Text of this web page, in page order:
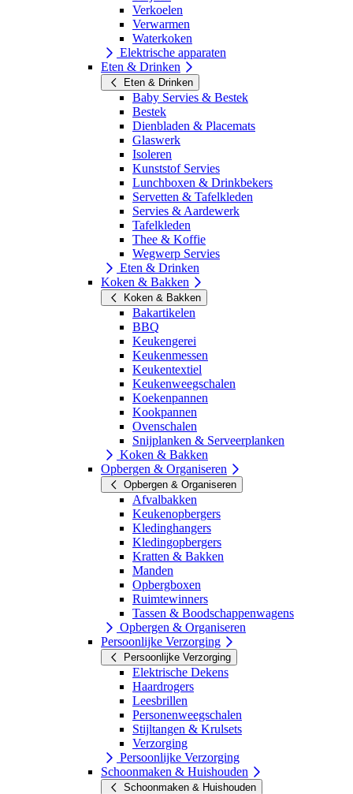
Verkoelen
Verwarmen
Waterkoken
Elektrische apparaten
Eten & Drinken
Eten & Drinken
Baby Servies & Bestek
Bestek
Dienbladen & Placemats
Glaswerk
Isoleren
Kunststof Servies
Lunchboxen & Drinkbekers
Servetten & Tafelkleden
Servies & Aardewerk
Tafelkleden
Thee & Koffie
Wegwerp Servies
Eten & Drinken
Koken & Bakken
Koken & Bakken
Bakartikelen
BBQ
Keukengerei
Keukenmessen
Keukentextiel
Keukenweegschalen
Koekenpannen
Kookpannen
Ovenschalen
Snijplanken & Serveerplanken
Koken & Bakken
Opbergen & Organiseren
Opbergen & Organiseren
Afvalbakken
Keukenopbergers
Kledinghangers
Kledingopbergers
Kratten & Bakken
Manden
Opbergboxen
Ruimtewinners
Tassen & Boodschappenwagens
Opbergen & Organiseren
Persoonlijke Verzorging
Persoonlijke Verzorging
Elektrische Dekens
Haardrogers
Leesbrillen
Personenweegschalen
Stijltangen & Krulsets
Verzorging
Persoonlijke Verzorging
Schoonmaken & Huishouden
Schoonmaken & Huishouden